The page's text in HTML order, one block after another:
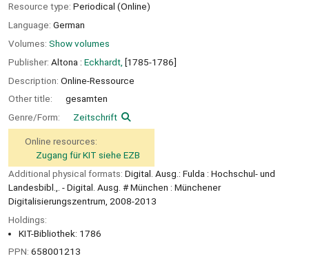
Resource type: Periodical (Online)
Language: German
Volumes: Show volumes
Publisher: Altona : Eckhardt, [1785-1786]
Description: Online-Ressource
Other title:
gesamten
Genre/Form:
Zeitschrift
Online resources:
Zugang für KIT siehe EZB
Additional physical formats: Digital. Ausg.: Fulda : Hochschul- und
Landesbibl.,. - Digital. Ausg. # München : Münchener
Digitalisierungszentrum, 2008-2013
Holdings:
KIT-Bibliothek: 1786
PPN: 658001213